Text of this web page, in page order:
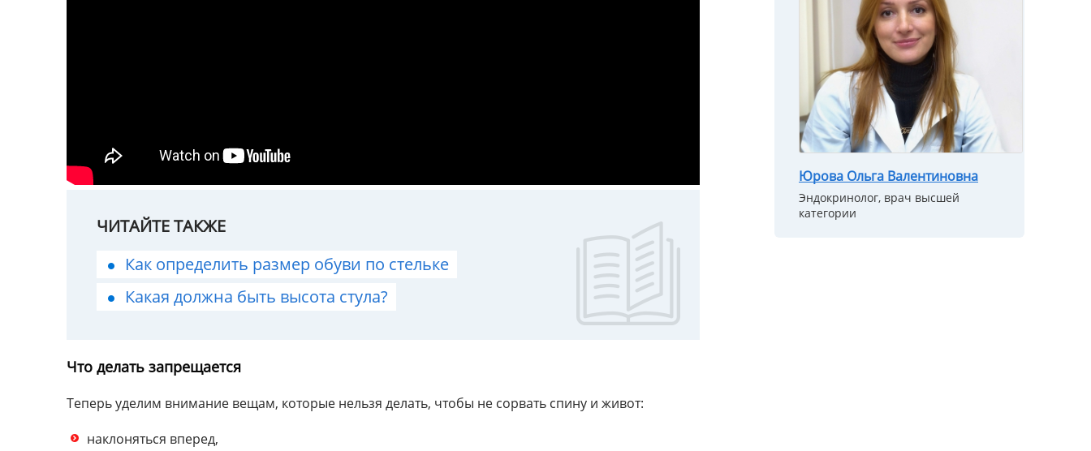
ЧИТАЙТЕ ТАКЖЕ
Как определить размер обуви по стельке
Какая должна быть высота стула?
Что делать запрещается
Теперь уделим внимание вещам, которые нельзя делать, чтобы не сорвать спину и живот:
наклоняться вперед,
Юрова Ольга Валентиновна
Эндокринолог, врач высшей
категории